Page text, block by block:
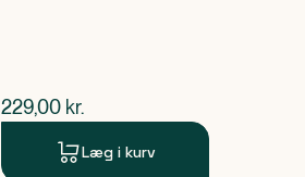
$nuværende pris
229,00 kr.
Læg i kurv